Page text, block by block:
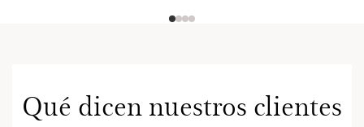
Qué dicen nuestros clientes